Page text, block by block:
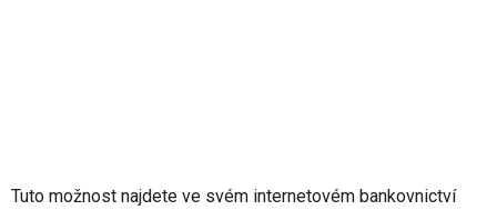
Tuto možnost najdete ve svém internetovém bankovnictví